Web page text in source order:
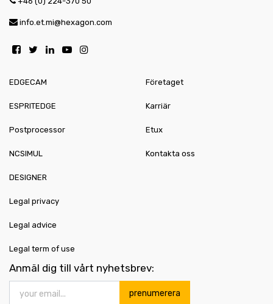
info.et.mi@hexagon.com
EDGECAM
ESPRITEDGE
Postprocessor
NCSIMUL
DESIGNER
Företaget
Karriär
Etux
Kontakta oss
Legal privacy
Legal advice
Legal term of use
Anmäl dig till vårt nyhetsbrev:
prenumerera